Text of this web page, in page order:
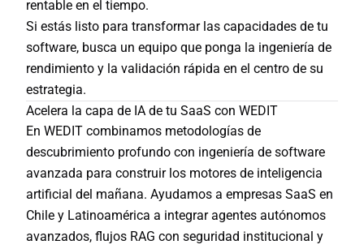
rentable en el tiempo.
Si estás listo para transformar las capacidades de tu
software, busca un equipo que ponga la ingeniería de
rendimiento y la validación rápida en el centro de su
estrategia.
Acelera la capa de IA de tu SaaS con WEDIT
En WEDIT combinamos metodologías de
descubrimiento profundo con ingeniería de software
avanzada para construir los motores de inteligencia
artificial del mañana. Ayudamos a empresas SaaS en
Chile y Latinoamérica a integrar agentes autónomos
avanzados, flujos RAG con seguridad institucional y